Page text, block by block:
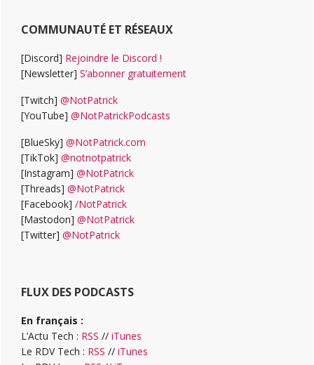
COMMUNAUTÉ ET RÉSEAUX
[Discord] Rejoindre le Discord !
[Newsletter] S’abonner gratuitement
[Twitch] @NotPatrick
[YouTube] @NotPatrickPodcasts
[BlueSky] @NotPatrick.com
[TikTok] @notnotpatrick
[Instagram] @NotPatrick
[Threads] @NotPatrick
[Facebook] /NotPatrick
[Mastodon] @NotPatrick
[Twitter] @NotPatrick
FLUX DES PODCASTS
En français :
L’Actu Tech : RSS // iTunes
Le RDV Tech : RSS // iTunes